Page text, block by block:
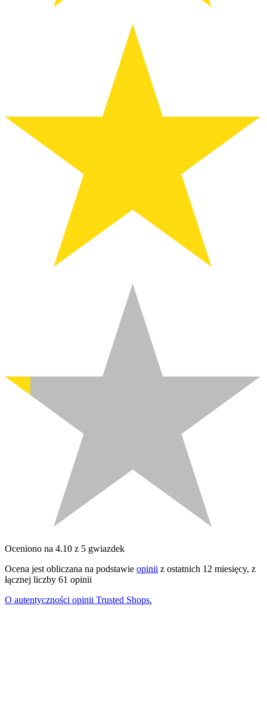
Oceniono na 4.10 z 5 gwiazdek
Ocena jest obliczana na podstawie opinii z ostatnich 12 miesięcy, z
łącznej liczby 61 opinii
O autentyczności opinii Trusted Shops.